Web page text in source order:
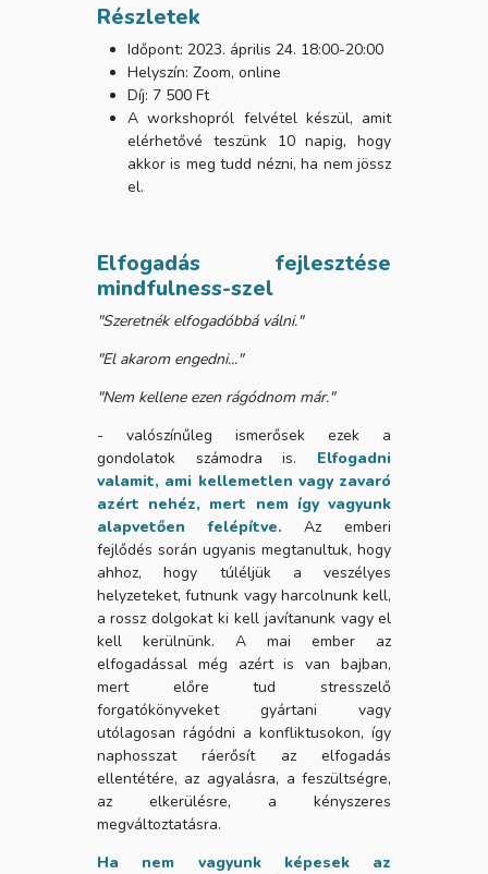
Részletek
Időpont: 2023. április 24. 18:00-20:00
Helyszín: Zoom, online
Díj: 7 500 Ft
A workshopról felvétel készül, amit
elérhetővé teszünk 10 napig, hogy
akkor is meg tudd nézni, ha nem jössz
el.
Elfogadás fejlesztése
mindfulness-szel
"Szeretnék elfogadóbbá válni."
"El akarom engedni..."
"Nem kellene ezen rágódnom már."
- valószínűleg ismerősek ezek a
gondolatok számodra is. Elfogadni
valamit, ami kellemetlen vagy zavaró
azért nehéz, mert nem így vagyunk
alapvetően felépítve. Az emberi
fejlődés során ugyanis megtanultuk, hogy
ahhoz, hogy túléljük a veszélyes
helyzeteket, futnunk vagy harcolnunk kell,
a rossz dolgokat ki kell javítanunk vagy el
kell kerülnünk. A mai ember az
elfogadással még azért is van bajban,
mert előre tud stresszelő
forgatókönyveket gyártani vagy
utólagosan rágódni a konfliktusokon, így
naphosszat ráerősít az elfogadás
ellentétére, az agyalásra, a feszültségre,
az elkerülésre, a kényszeres
megváltoztatásra.
Ha nem vagyunk képesek az